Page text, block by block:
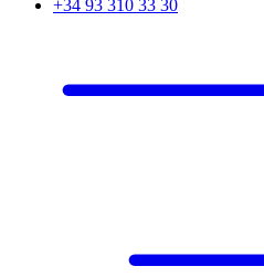
+34 93 310 33 30